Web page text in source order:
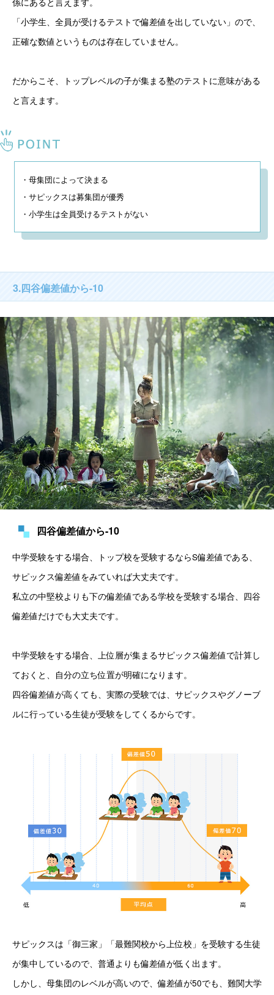
「小学生、全員が受けるテストで偏差値を出していない」ので、
正確な数値というものは存在していません。
だからこそ、トップレベルの子が集まる塾のテストに意味がある
と言えます。
・母集団によって決まる
・サピックスは募集団が優秀
・小学生は全員受けるテストがない
3.四谷偏差値から-10
四谷偏差値から-10
中学受験をする場合、トップ校を受験するならS偏差値である、
サピックス偏差値をみていれば大丈夫です。
私立の中堅校よりも下の偏差値である学校を受験する場合、四谷
偏差値だけでも大丈夫です。
中学受験をする場合、上位層が集まるサピックス偏差値で計算し
ておくと、自分の立ち位置が明確になります。
四谷偏差値が高くても、実際の受験では、サピックスやグノーブ
ルに行っている生徒が受験をしてくるからです。
サピックスは「御三家」「最難関校から上位校」を受験する生徒
が集中しているので、普通よりも偏差値が低く出ます。
しかし、母集団のレベルが高いので、偏差値が50でも、難関大学